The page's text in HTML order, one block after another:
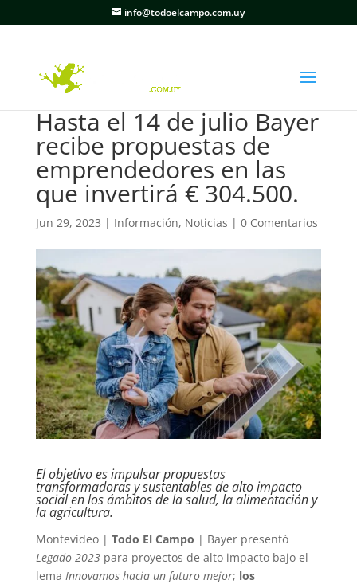
info@todoelcampo.com.uy
Hasta el 14 de julio Bayer
recibe propuestas de
emprendedores en las
que invertirá € 304.500.
Jun 29, 2023 | Información, Noticias | 0 Comentarios
El objetivo es impulsar propuestas
transformadoras y sustentables de alto impacto
social en los ámbitos de la salud, la alimentación y
la agricultura.
Montevideo | Todo El Campo | Bayer presentó
Legado 2023para proyectos de alto impacto bajo el
lema Innovamos hacia un futuro mejor; los